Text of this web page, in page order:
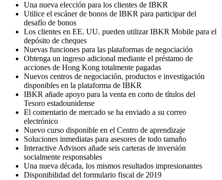
Una nueva elección para los clientes de IBKR
Utilice el escáner de bonos de IBKR para participar del
desafío de bonos
Los clientes en EE. UU. pueden utilizar IBKR Mobile para el
depósito de cheques
Nuevas funciones para las plataformas de negociación
Obtenga un ingreso adicional mediante el préstamo de
acciones de Hong Kong totalmente pagadas
Nuevos centros de negociación, productos e investigación
disponibles en la plataforma de IBKR
IBKR añade apoyo para la venta en corto de títulos del
Tesoro estadounidense
El comentario de mercado se ha enviado a su correo
electrónico
Nuevo curso disponible en el Centro de aprendizaje
Soluciones inmediatas para asesores de todo tamaño
Interactive Advisors añade seis carteras de inversión
socialmente responsables
Una nueva década, los mismos resultados impresionantes
Disponibilidad del formulario fiscal de 2019